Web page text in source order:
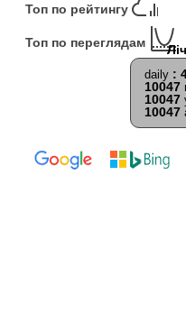
Топ по рейтингу
Топ по переглядам
daily :
10047
10047
10047